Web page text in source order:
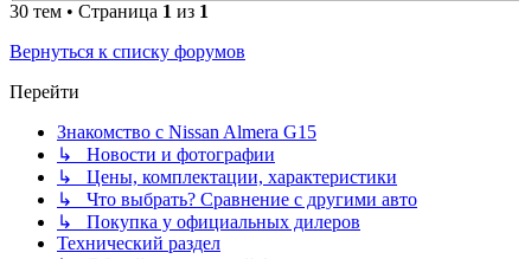
30 тем • Страница 1 из 1
Вернуться к списку форумов
Перейти
Знакомство с Nissan Almera G15
↳ Новости и фотографии
↳ Цены, комплектации, характеристики
↳ Что выбрать? Сравнение с другими авто
↳ Покупка у официальных дилеров
Технический раздел